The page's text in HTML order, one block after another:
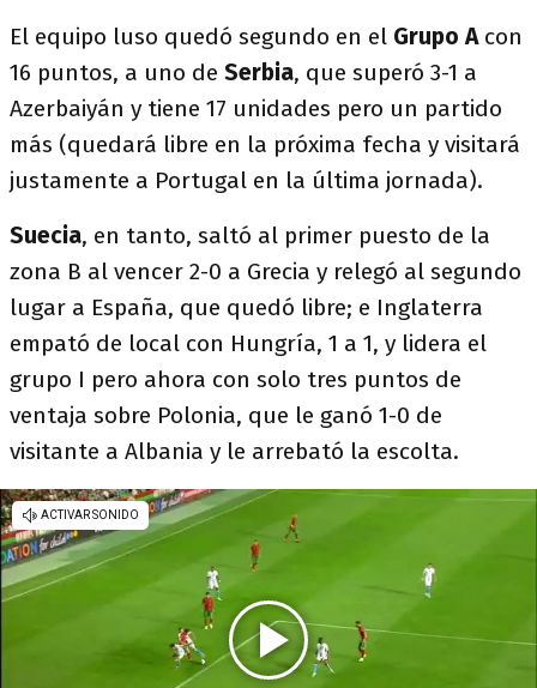
El equipo luso quedó segundo en el Grupo Acon
16 puntos, a uno de Serbia, que superó 3-1 a
Azerbaiyán y tiene 17 unidades pero un partido
más (quedará libre en la próxima fecha y visitará
justamente a Portugal en la última jornada).
Suecia, en tanto, saltó al primer puesto de la
zona B al vencer 2-0 a Grecia y relegó al segundo
lugar a España, que quedó libre; e Inglaterra
empató de local con Hungría, 1 a 1, y lidera el
grupo I pero ahora con solo tres puntos de
ventaja sobre Polonia, que le ganó 1-0 de
visitante a Albania y le arrebató la escolta.